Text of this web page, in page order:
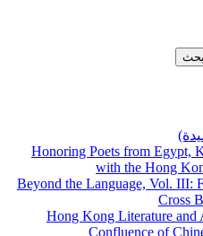
Honoring Poets from Egypt,
with the Hong
Beyond the Language, Vol. III:
Cross
Hong Kong Literature
Confluence of